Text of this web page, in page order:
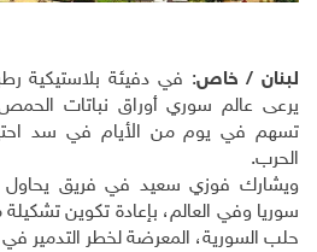
لبنان / خاص: في دفيئة بلاستيكية
يرعى عالم سوري أوراق نباتات
تسهم في يوم من الأيام في سد
الحرب.
ويشارك فوزي سعيد في فريق يحاول
سوريا وفي العالم، بإعادة تكوين
حلب السورية، المعرضة لخطر التدمير